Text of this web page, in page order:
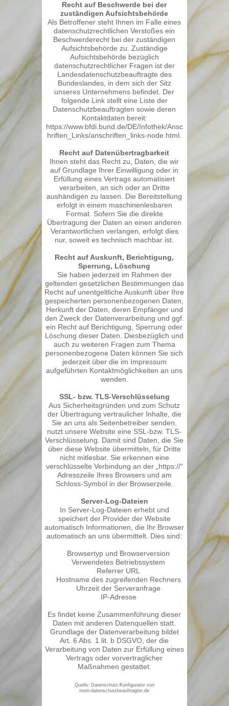
Recht auf Beschwerde bei der
zuständigen Aufsichtsbehörde
Als Betroffener steht Ihnen im Falle eines
datenschutzrechtlichen Verstoßes ein
Beschwerderecht bei der zuständigen
Aufsichtsbehörde zu. Zuständige
Aufsichtsbehörde bezüglich
datenschutzrechtlicher Fragen ist der
Landesdatenschutzbeauftragte des
Bundeslandes, in dem sich der Sitz
unseres Unternehmens befindet. Der
folgende Link stellt eine Liste der
Datenschutzbeauftragten sowie deren
Kontaktdaten bereit:
https://www.bfdi.bund.de/DE/Infothek/Ansc
hriften_Links/anschriften_links-node.html.
Recht auf Datenübertragbarkeit
Ihnen steht das Recht zu, Daten, die wir
auf Grundlage Ihrer Einwilligung oder in
Erfüllung eines Vertrags automatisiert
verarbeiten, an sich oder an Dritte
aushändigen zu lassen. Die Bereitstellung
erfolgt in einem maschinenlesbaren
Format. Sofern Sie die direkte
Übertragung der Daten an einen anderen
Verantwortlichen verlangen, erfolgt dies
nur, soweit es technisch machbar ist.
Recht auf Auskunft, Berichtigung,
Sperrung, Löschung
Sie haben jederzeit im Rahmen der
geltenden gesetzlichen Bestimmungen das
Recht auf unentgeltliche Auskunft über Ihre
gespeicherten personenbezogenen Daten,
Herkunft der Daten, deren Empfänger und
den Zweck der Datenverarbeitung und ggf.
ein Recht auf Berichtigung, Sperrung oder
Löschung dieser Daten. Diesbezüglich und
auch zu weiteren Fragen zum Thema
personenbezogene Daten können Sie sich
jederzeit über die im Impressum
aufgeführten Kontaktmöglichkeiten an uns
wenden.
SSL- bzw. TLS-Verschlüsselung
Aus Sicherheitsgründen und zum Schutz
der Übertragung vertraulicher Inhalte, die
Sie an uns als Seitenbetreiber senden,
nutzt unsere Website eine SSL-bzw. TLS-
Verschlüsselung. Damit sind Daten, die Sie
über diese Website übermitteln, für Dritte
nicht mitlesbar. Sie erkennen eine
verschlüsselte Verbindung an der „https://“
Adresszeile Ihres Browsers und am
Schloss-Symbol in der Browserzeile.
Server-Log-Dateien
In Server-Log-Dateien erhebt und
speichert der Provider der Website
automatisch Informationen, die Ihr Browser
automatisch an uns übermittelt. Dies sind:
Browsertyp und Browserversion
Verwendetes Betriebssystem
Referrer URL
Hostname des zugreifenden Rechners
Uhrzeit der Serveranfrage
IP-Adresse
Es findet keine Zusammenführung dieser
Daten mit anderen Datenquellen statt.
Grundlage der Datenverarbeitung bildet
Art. 6 Abs. 1 lit. b DSGVO, der die
Verarbeitung von Daten zur Erfüllung eines
Vertrags oder vorvertraglicher
Maßnahmen gestattet.
Quelle: Datenschutz-Konfigurator von
mein-datenschutzbeauftragter.de